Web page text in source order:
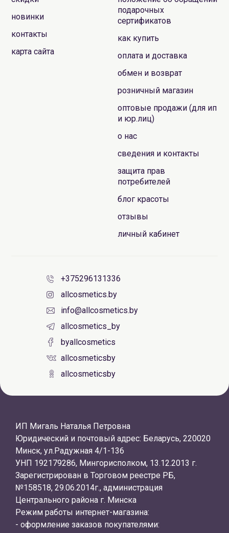
новинки
контакты
карта сайта
подарочных
сертификатов
как купить
оплата и доставка
обмен и возврат
розничный магазин
оптовые продажи (для ип
и юр.лиц)
о нас
сведения и контакты
защита прав
потребителей
блог красоты
отзывы
личный кабинет
+375296131336
allcosmetics.by
info@allcosmetics.by
allcosmetics_by
byallcosmetics
allcosmeticsby
allcosmeticsby
ИП Мигаль Наталья Петровна
Юридический и почтовый адрес: Беларусь, 220020
Минск, ул.Радужная 4/1-136
УНП 192179286, Мингорисполком, 13.12.2013 г.
Зарегистрирован в Торговом реестре РБ,
№158518, 29.06.2014г., администрация
Центрального района г. Минска
Режим работы интернет-магазина:
- оформление заказов покупателями: